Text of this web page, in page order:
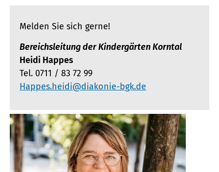
Melden Sie sich gerne!
Bereichsleitung der Kindergärten Korntal
Heidi Happes
Tel. 0711 / 83 72 99
Happes.heidi@diakonie-bgk.de